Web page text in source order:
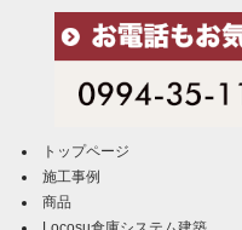
トップページ
施工事例
商品